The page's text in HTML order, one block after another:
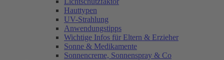
Hauttypen
UV-Strahlung
Anwendungstipps
Wichtige Infos für Eltern & Erzieher
Sonne & Medikamente
Sonnencreme, Sonnenspray & Co